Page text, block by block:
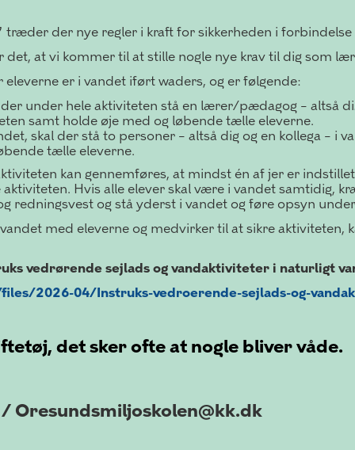
der nye regler i kraft for sikkerheden i forbindelse
at vi kommer til at stille nogle nye krav til dig som
er i vandet iført waders, og er følgende:
under hele aktiviteten stå en lærer/pædagog – altså
samt holde øje med og løbende tælle eleverne.
skal der stå to personer – altså dig og en kollega – i
tælle eleverne.
kan gennemføres, at mindst én af jer er
Hvis alle elever skal være i vandet samtidig,
redningsvest og stå yderst i vandet og føre opsyn
med eleverne og medvirker til at sikre aktiviteten,
vedrørende sejlads og vandaktiviteter i naturligt
2026-04/Instruks-vedroerende-sejlads-og-
det sker ofte at nogle bliver våde.
Oresundsmiljoskolen@kk.dk